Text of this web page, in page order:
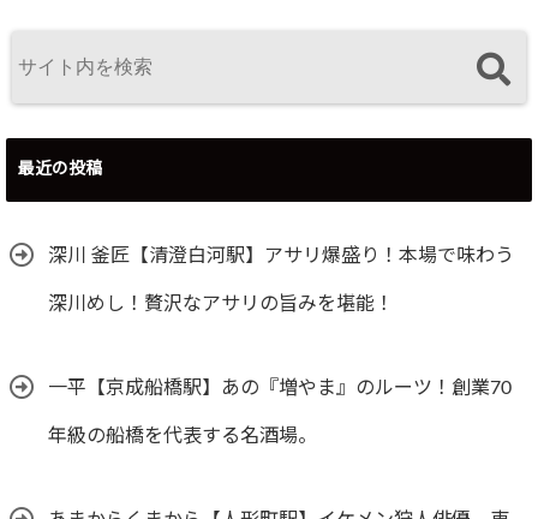
最近の投稿
深川 釜匠【清澄白河駅】アサリ爆盛り！本場で味わう
深川めし！贅沢なアサリの旨みを堪能！
一平【京成船橋駅】あの『増やま』のルーツ！創業70
年級の船橋を代表する名酒場。